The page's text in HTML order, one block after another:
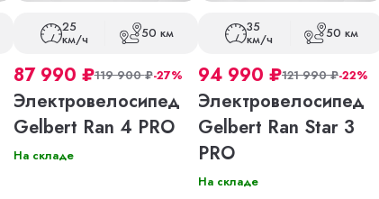
25
км/ч 50 км
87 990 ₽119 900₽-27%
Электровелосипед
Gelbert Ran 4 PRO
На складе
35
км/ч 50 км
94 990 ₽121 990₽-22%
Электровелосипед
Gelbert Ran Star 3
PRO
На складе